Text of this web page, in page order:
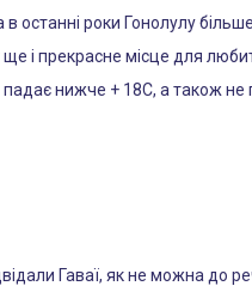
останні роки Гонолулу
і прекрасне місце для
падає нижче + 18С, а також не
Гаваї, як не можна до